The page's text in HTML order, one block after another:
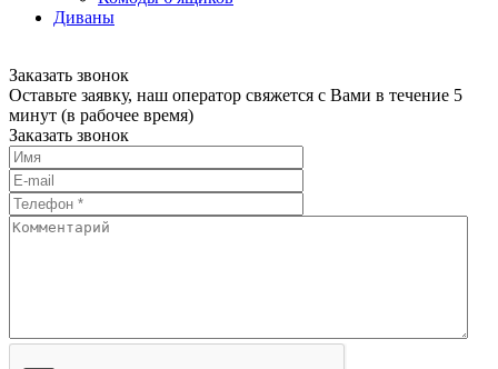
Диваны
Заказать звонок
Оставьте заявку, наш оператор свяжется с Вами в течение 5
минут (в рабочее время)
Заказать звонок